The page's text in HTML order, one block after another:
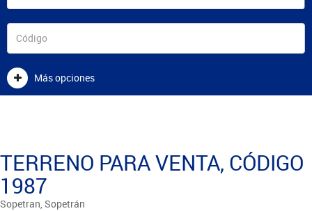
Más opciones
TERRENO PARA VENTA, CÓDIGO
1987
Sopetran, Sopetrán